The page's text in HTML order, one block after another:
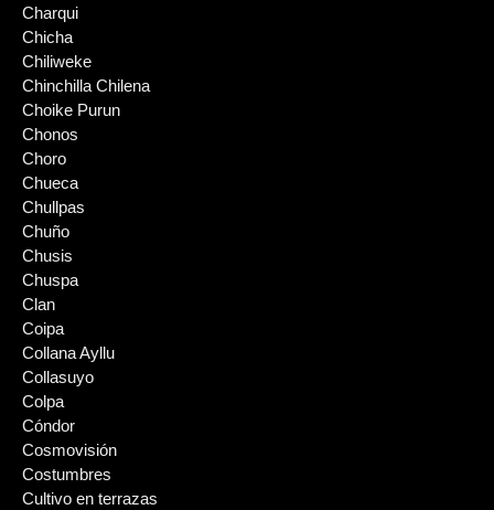
Charqui
Chicha
Chiliweke
Chinchilla Chilena
Choike Purun
Chonos
Choro
Chueca
Chullpas
Chuño
Chusis
Chuspa
Clan
Coipa
Collana Ayllu
Collasuyo
Colpa
Cóndor
Cosmovisión
Costumbres
Cultivo en terrazas